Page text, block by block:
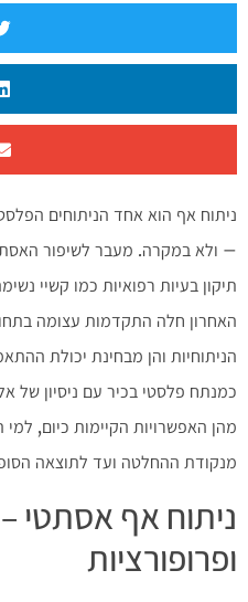
ניתוח אף הוא אחד הניתוחים
– ולא במקרה. מעבר לשיפור
תיקון בעיות רפואיות כמו קשיי
האחרון חלה התקדמות עצומה
הניתוחיות והן מבחינת יכולת
כמנתח פלסטי בכיר עם ניסיון של
מהן האפשרויות הקיימות כיום,
מנקודת ההחלטה ועד לתוצאה
ניתוח אף אסתטי
ופרופורציות